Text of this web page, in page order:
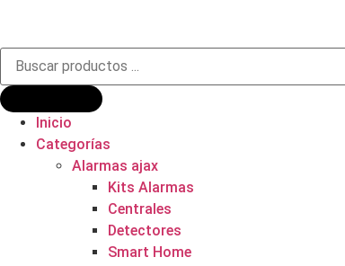
Búsqueda
productos
Inicio
Categorías
Alarmas ajax
Kits Alarmas
Centrales
Detectores
Smart Home